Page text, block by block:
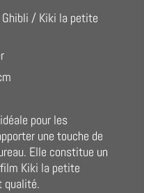
/ Kiki la petite
pour les
une touche de
Elle constitue un
Kiki la petite
qualité.